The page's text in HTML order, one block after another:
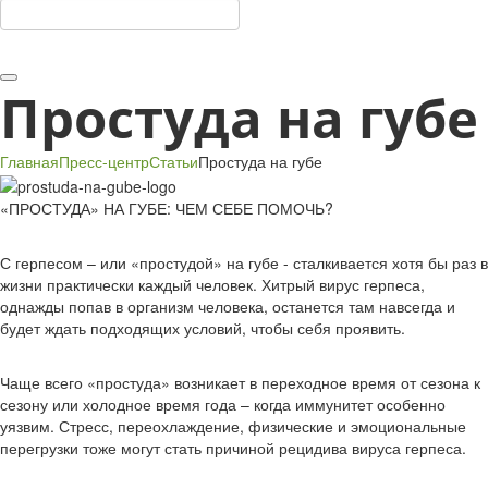
Простуда на губе
ГлавнаяПресс-центрСтатьиПростуда на губе
«ПРОСТУДА» НА ГУБЕ: ЧЕМ СЕБЕ ПОМОЧЬ?
С герпесом – или «простудой» на губе - сталкивается хотя бы раз в
жизни практически каждый человек. Хитрый вирус герпеса,
однажды попав в организм человека, останется там навсегда и
будет ждать подходящих условий, чтобы себя проявить.
Чаще всего «простуда» возникает в переходное время от сезона к
сезону или холодное время года – когда иммунитет особенно
уязвим. Стресс, переохлаждение, физические и эмоциональные
перегрузки тоже могут стать причиной рецидива вируса герпеса.